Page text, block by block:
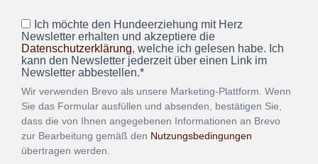
Ich möchte den Hundeerziehung mit Herz
Newsletter erhalten und akzeptiere die
Datenschutzerklärung, welche ich gelesen habe. Ich
kann den Newsletter jederzeit über einen Link im
Newsletter abbestellen.*
Wir verwenden Brevo als unsere Marketing-Plattform. Wenn
Sie das Formular ausfüllen und absenden, bestätigen Sie,
dass die von Ihnen angegebenen Informationen an Brevo
zur Bearbeitung gemäß den Nutzungsbedingungen
übertragen werden.